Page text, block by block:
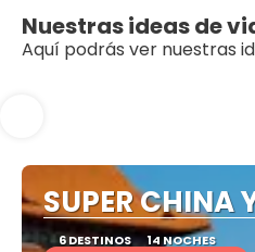
Nuestras ideas de
Aquí podrás ver nuestras
SUPER CHINA
6 DESTINOS 14 NOCHES